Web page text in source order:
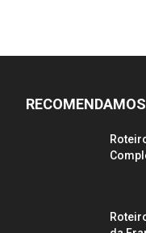
RECOMENDAMOS